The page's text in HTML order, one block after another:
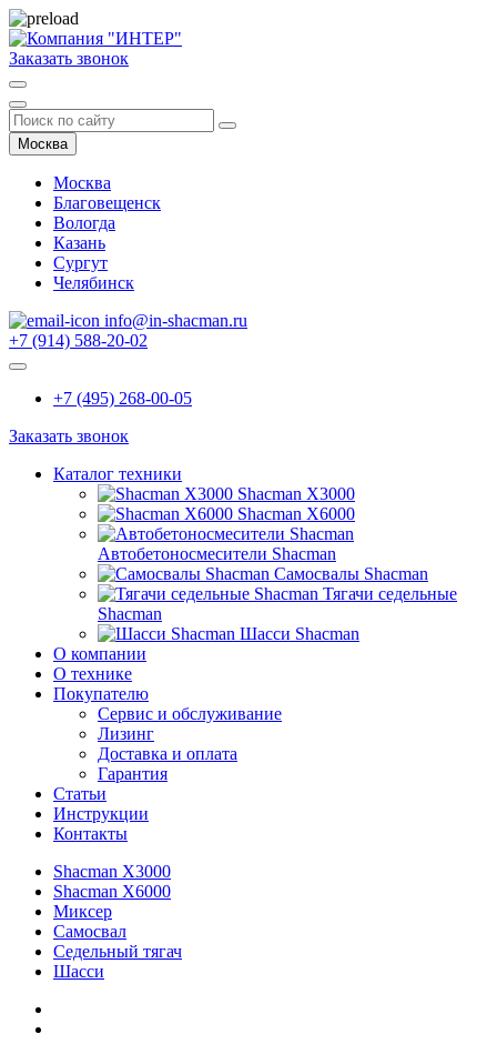
Заказать звонок
Москва
Москва
Благовещенск
Вологда
Казань
Сургут
Челябинск
info@in-shacman.ru
+7 (914) 588-20-02
+7 (495) 268-00-05
Заказать звонок
Каталог техники
Shacman X3000
Shacman X6000
Автобетоносмесители Shacman
Самосвалы Shacman
Тягачи седельные
Shacman
Шасси Shacman
О компании
О технике
Покупателю
Сервис и обслуживание
Лизинг
Доставка и оплата
Гарантия
Статьи
Инструкции
Контакты
Shacman X3000
Shacman X6000
Миксер
Самосвал
Седельный тягач
Шасси